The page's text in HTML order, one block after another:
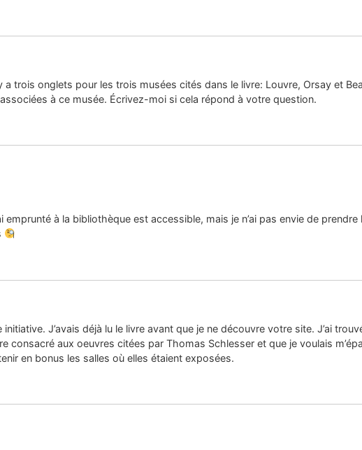
a trois onglets pour les trois musées cités dans le livre: Louvre, Orsay et
à ce musée. Écrivez-moi si cela répond à votre question.
emprunté à la bibliothèque est accessible, mais je n’ai pas envie de
J’avais déjà lu le livre avant que je ne découvre votre site. J’ai
consacré aux oeuvres citées par Thomas Schlesser et que je voulais
en bonus les salles où elles étaient exposées.